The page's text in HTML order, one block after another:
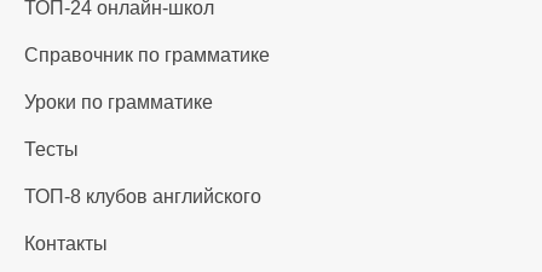
ТОП-24 онлайн-школ
Справочник по грамматике
Уроки по грамматике
Тесты
ТОП-8 клубов английского
Контакты